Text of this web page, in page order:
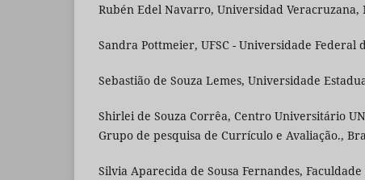
Rubén Edel Navarro, Universidad Veracruzana,
Sandra Pottmeier, UFSC - Universidade Federal
Sebastião de Souza Lemes, Universidade
Shirlei de Souza Corrêa, Centro Universitário
Grupo de pesquisa de Currículo e Avaliação.,
Silvia Aparecida de Sousa Fernandes,